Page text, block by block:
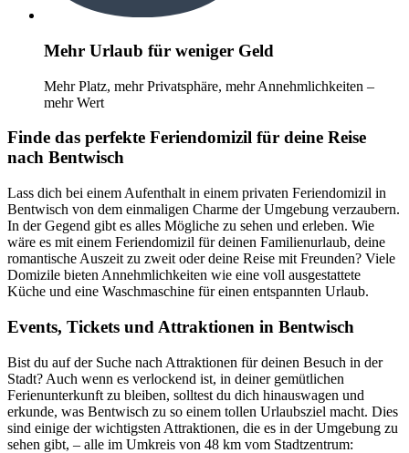
Mehr Urlaub für weniger Geld
Mehr Platz, mehr Privatsphäre, mehr Annehmlichkeiten –
mehr Wert
Finde das perfekte Feriendomizil für deine Reise
nach Bentwisch
Lass dich bei einem Aufenthalt in einem privaten Feriendomizil in
Bentwisch von dem einmaligen Charme der Umgebung verzaubern.
In der Gegend gibt es alles Mögliche zu sehen und erleben. Wie
wäre es mit einem Feriendomizil für deinen Familienurlaub, deine
romantische Auszeit zu zweit oder deine Reise mit Freunden? Viele
Domizile bieten Annehmlichkeiten wie eine voll ausgestattete
Küche und eine Waschmaschine für einen entspannten Urlaub.
Events, Tickets und Attraktionen in Bentwisch
Bist du auf der Suche nach Attraktionen für deinen Besuch in der
Stadt? Auch wenn es verlockend ist, in deiner gemütlichen
Ferienunterkunft zu bleiben, solltest du dich hinauswagen und
erkunde, was Bentwisch zu so einem tollen Urlaubsziel macht. Dies
sind einige der wichtigsten Attraktionen, die es in der Umgebung zu
sehen gibt, – alle im Umkreis von 48 km vom Stadtzentrum: